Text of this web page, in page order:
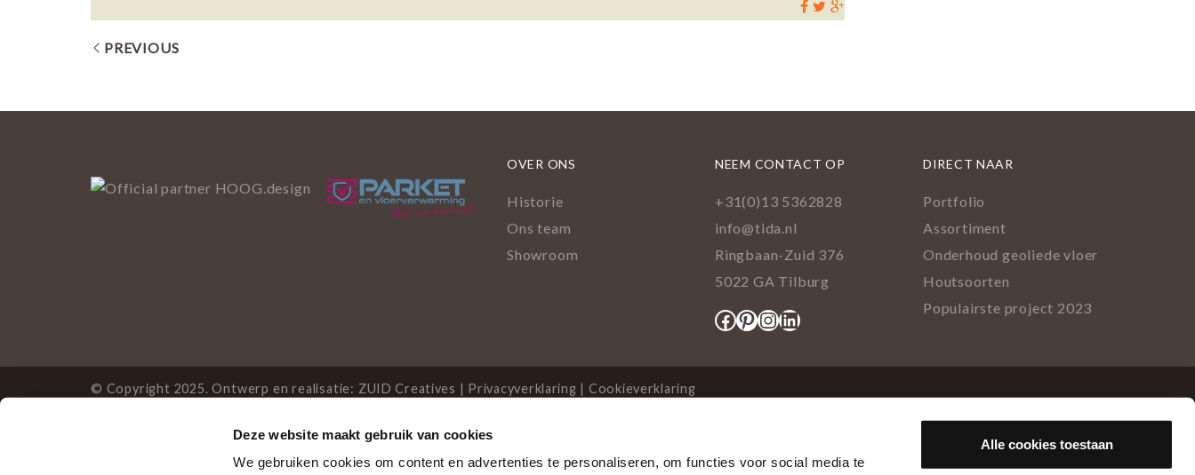
Deze website maakt gebruik van cookies
We gebruiken cookies om content en advertenties te personaliseren, om functies voor social media te
Alle cookies toestaan
PREVIOUS
OVER ONS
Historie
Ons team
Showroom
NEEM CONTACT OP
+31(0)13 5362828
info@tida.nl
Ringbaan-Zuid 376
5022 GA Tilburg
Facebook
Pinterest
Instagram
LinkedIn
DIRECT NAAR
Portfolio
Assortiment
Onderhoud geoliede vloer
Houtsoorten
Populairste project 2023
© Copyright 2025. Ontwerp en realisatie: ZUID Creatives | Privacyverklaring | Cookieverklaring
Deze website gebruikt cookies